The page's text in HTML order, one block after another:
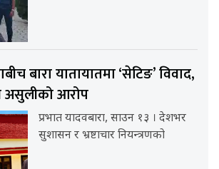
बारा यातायातमा ‘सेटिङ’ विवाद,
असुलीको आरोप
प्रभात यादवबारा, साउन १३ । देशभर
सुशासन र भ्रष्टाचार नियन्त्रणको